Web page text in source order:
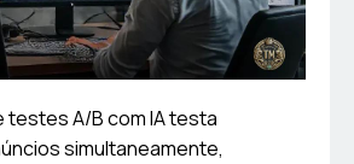
testes A/B com IA testa
simultaneamente,